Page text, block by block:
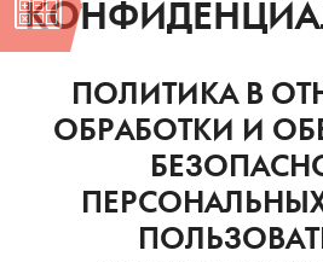
ПОЛИТИКА В
ОБРАБОТКИ И